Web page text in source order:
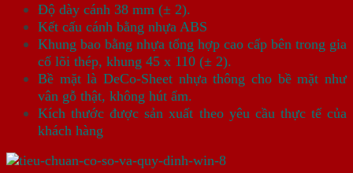
Độ dày cánh 38 mm (± 2).
Kết cấu cánh bằng nhựa ABS
Khung bao bằng nhựa tổng hợp cao cấp bên trong gia
cố lõi thép, khung 45 x 110 (± 2).
Bề mặt là DeCo-Sheet nhựa thông cho bề mặt như
vân gỗ thật, không hút ẩm.
Kích thước được sản xuất theo yêu cầu thực tế của
khách hàng